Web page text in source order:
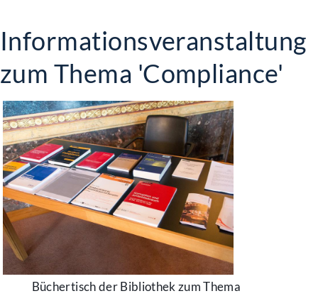
Informationsveranstaltung
zum Thema 'Compliance'
Büchertisch der Bibliothek zum Thema